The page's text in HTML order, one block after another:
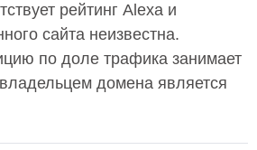
рейтинг Alexa и
сайта неизвестна.
по доле трафика занимает
домена является